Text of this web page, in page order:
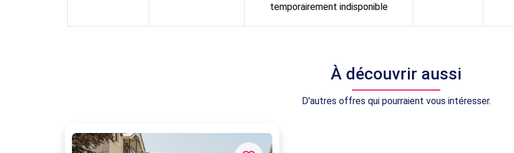
temporairement indisponible
À découvrir aussi
D'autres offres qui pourraient vous intéresser.